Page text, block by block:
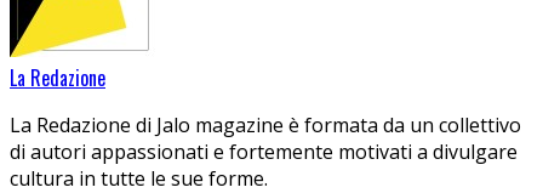
La Redazione
La Redazione di Jalo magazine è formata da un collettivo
di autori appassionati e fortemente motivati a divulgare
cultura in tutte le sue forme.